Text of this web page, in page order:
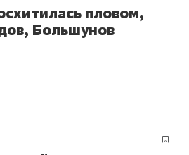
пловом,
Большунов